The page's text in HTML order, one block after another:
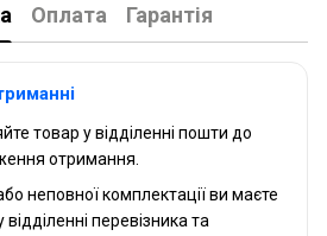
Оплата Гарантія
товар у відділенні пошти до
отримання.
неповної комплектації ви маєте
перевізника та